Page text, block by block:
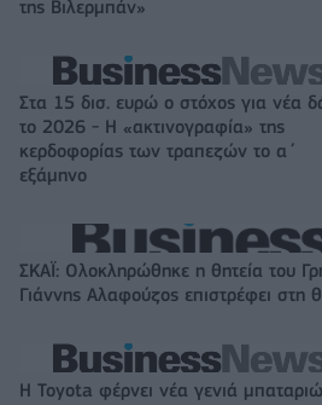
της Βιλερμπάν»
Στα 15 δισ. ευρώ ο στόχος για νέα
το 2026 - Η «ακτινογραφία» της
κερδοφορίας των τραπεζών το α΄
εξάμηνο
ΣΚΑΪ: Ολοκληρώθηκε η θητεία του
Γιάννης Αλαφούζος επιστρέφει στη
Η Toyota φέρνει νέα γενιά